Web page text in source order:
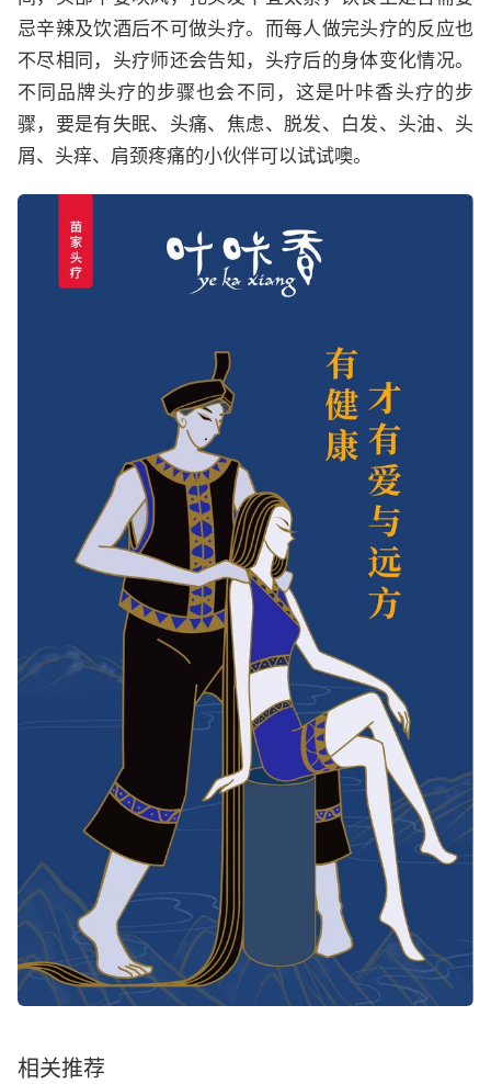
忌辛辣及饮酒后不可做头疗。而每人做完头疗的反应也
不尽相同，头疗师还会告知，头疗后的身体变化情况。
不同品牌头疗的步骤也会不同，这是叶咔香头疗的步
骤，要是有失眠、头痛、焦虑、脱发、白发、头油、头
屑、头痒、肩颈疼痛的小伙伴可以试试噢。
相关推荐